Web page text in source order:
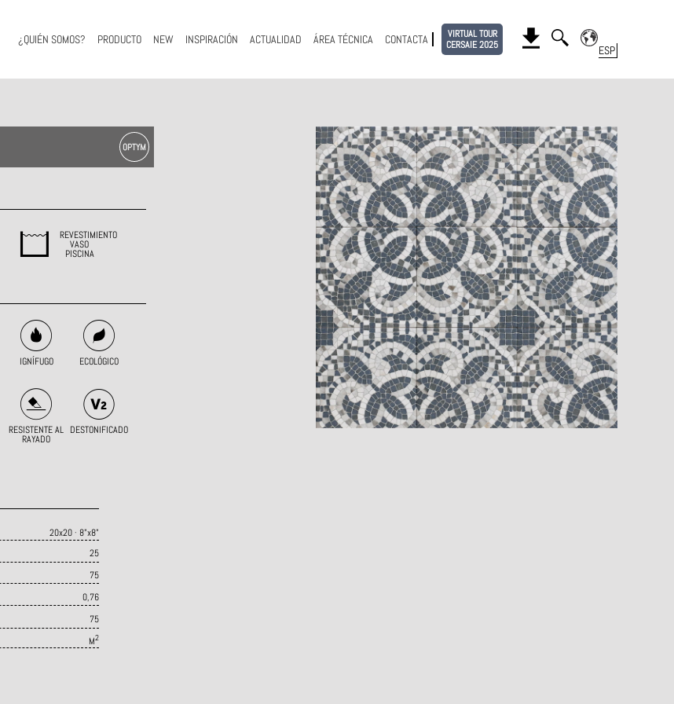
¿QUIÉN SOMOS? PRODUCTO NEW INSPIRACIÓN ACTUALIDAD ÁREA TÉCNICA CONTACTA
VIRTUAL TOUR
CERSAIE 2025
REVESTIMIENTO
VASO
PISCINA
IGNÍFUGO ECOLÓGICO
RESISTENTE AL
RAYADO
DESTONIFICADO
20x20 · 8"x8"
25
75
0,76
75
M2